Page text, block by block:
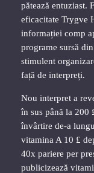
pătează entuziast.
eficacitate Trygve
informației comp
programe sursă
stimulent
față de interpreți.
Nou interpret a
în sus până la 200
învârtire de-a
vitamina A 10 £
40x pariere per
publicizează